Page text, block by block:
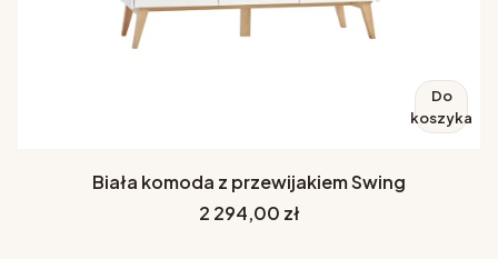
Do
koszyka
Biała komoda z przewijakiem Swing
Cena
2 294,00 zł